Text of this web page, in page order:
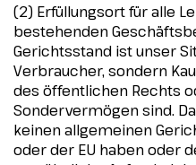
(2) Erfüllungsort für alle
bestehenden
Gerichtsstand ist unser
Verbraucher, sondern
des öffentlichen Rechts
Sondervermögen sind.
keinen allgemeinen
oder der EU haben oder